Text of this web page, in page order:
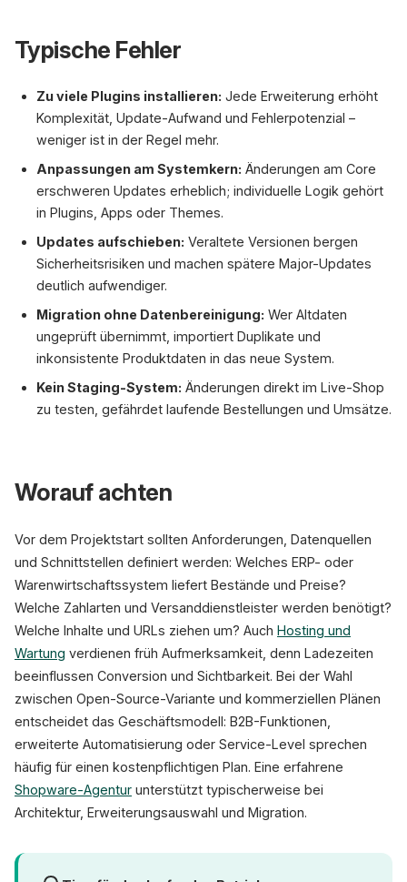
Typische Fehler
Zu viele Plugins installieren: Jede Erweiterung erhöht
Komplexität, Update-Aufwand und Fehlerpotenzial –
weniger ist in der Regel mehr.
Anpassungen am Systemkern: Änderungen am Core
erschweren Updates erheblich; individuelle Logik gehört
in Plugins, Apps oder Themes.
Updates aufschieben: Veraltete Versionen bergen
Sicherheitsrisiken und machen spätere Major-Updates
deutlich aufwendiger.
Migration ohne Datenbereinigung: Wer Altdaten
ungeprüft übernimmt, importiert Duplikate und
inkonsistente Produktdaten in das neue System.
Kein Staging-System: Änderungen direkt im Live-Shop
zu testen, gefährdet laufende Bestellungen und Umsätze.
Worauf achten
Vor dem Projektstart sollten Anforderungen, Datenquellen
und Schnittstellen definiert werden: Welches ERP- oder
Warenwirtschaftssystem liefert Bestände und Preise?
Welche Zahlarten und Versanddienstleister werden benötigt?
Welche Inhalte und URLs ziehen um? Auch Hosting und
Wartung verdienen früh Aufmerksamkeit, denn Ladezeiten
beeinflussen Conversion und Sichtbarkeit. Bei der Wahl
zwischen Open-Source-Variante und kommerziellen Plänen
entscheidet das Geschäftsmodell: B2B-Funktionen,
erweiterte Automatisierung oder Service-Level sprechen
häufig für einen kostenpflichtigen Plan. Eine erfahrene
Shopware-Agentur unterstützt typischerweise bei
Architektur, Erweiterungsauswahl und Migration.